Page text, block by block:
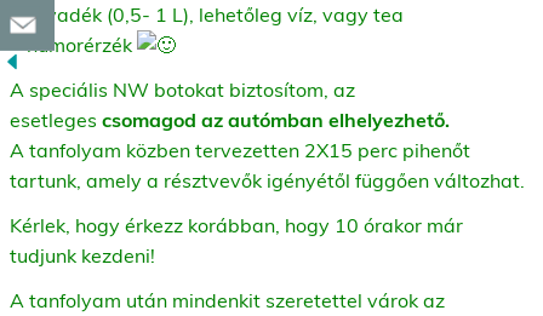
– folyadék (0,5- 1 L), lehetőleg víz, vagy tea
+ humorérzék
A speciális NW botokat biztosítom, az
esetleges csomagod az autómban elhelyezhető.
A tanfolyam közben tervezetten 2X15 perc pihenőt
tartunk, amely a résztvevők igényétől függően változhat.
Kérlek, hogy érkezz korábban, hogy 10 órakor már
tudjunk kezdeni!
A tanfolyam után mindenkit szeretettel várok az